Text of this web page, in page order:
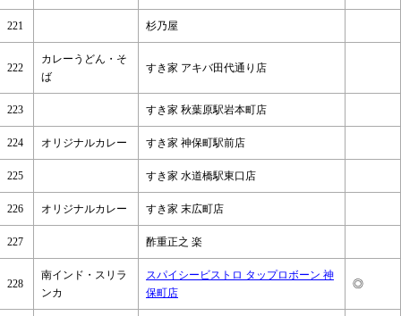
221 杉乃屋
222
カレーうどん・そ
ば
すき家 アキバ田代通り店
223 すき家 秋葉原駅岩本町店
224 オリジナルカレー すき家 神保町駅前店
225 すき家 水道橋駅東口店
226 オリジナルカレー すき家 末広町店
227 酢重正之 楽
228
南インド・スリラ
ンカ
スパイシービストロ タップロボーン 神
保町店
◎